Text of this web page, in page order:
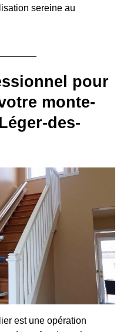
sereine au
pour
monte-
des-
est une opération